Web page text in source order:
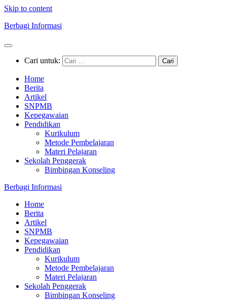
Skip to content
Berbagi Informasi
Cari untuk:
Home
Berita
Artikel
SNPMB
Kepegawaian
Pendidikan
Kurikulum
Metode Pembelajaran
Materi Pelajaran
Sekolah Penggerak
Bimbingan Konseling
Berbagi Informasi
Home
Berita
Artikel
SNPMB
Kepegawaian
Pendidikan
Kurikulum
Metode Pembelajaran
Materi Pelajaran
Sekolah Penggerak
Bimbingan Konseling